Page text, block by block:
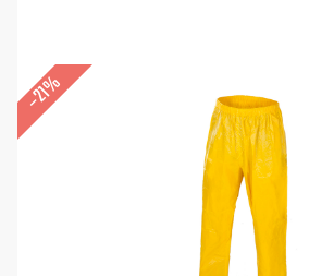
–21%